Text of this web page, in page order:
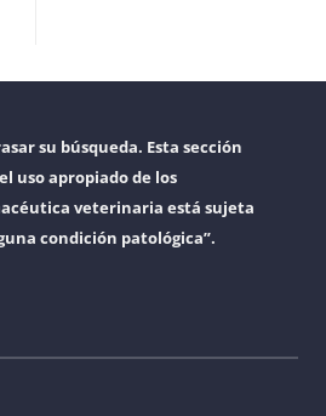
su búsqueda. Esta sección
uso apropiado de los
veterinaria está sujeta
condición patológica”.